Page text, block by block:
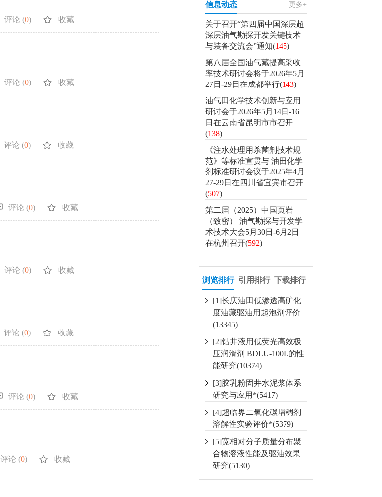
评论 (0) 收藏
评论 (0) 收藏
评论 (0) 收藏
评论 (0) 收藏
评论 (0) 收藏
评论 (0) 收藏
评论 (0) 收藏
评论 (0) 收藏
信息动态 更多+
关于召开“第四届中国深层超
深层油气勘探开发关键技术
与装备交流会”通知(145)
第八届全国油气藏提高采收
率技术研讨会将于2026年5月
27日-29日在成都举行(143)
油气田化学技术创新与应用
研讨会于2026年5月14日-16
日在云南省昆明市市召开
(138)
《注水处理用杀菌剂技术规
范》等标准宣贯与 油田化学
剂标准研讨会议于2025年4月
27-29日在四川省宜宾市召开
(507)
第二届（2025）中国页岩
（致密） 油气勘探与开发学
术技术大会5月30日-6月2日
在杭州召开(592)
浏览排行 引用排行 下载排行
[1]长庆油田低渗透高矿化
度油藏驱油用起泡剂评价
(13345)
[2]钻井液用低荧光高效极
压润滑剂 BDLU-100L的性
能研究(10374)
[3]胶乳粉固井水泥浆体系
研究与应用*(5417)
[4]超临界二氧化碳增稠剂
溶解性实验评价*(5379)
[5]宽相对分子质量分布聚
合物溶液性能及驱油效果
研究(5130)